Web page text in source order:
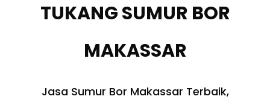
TUKANG SUMUR BOR
MAKASSAR
Jasa Sumur Bor Makassar Terbaik,